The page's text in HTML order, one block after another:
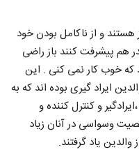
هستند و از ناکامل بودن خود
هم پیشرفت کنند باز راضی
که خوب کار نمی کنی . این
ایراد گیری بوده اند که به
و کنترل کننده و
وسواسی در آنان زیاد
یاد گرفتند.